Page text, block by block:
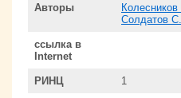
Авторы
Солдатов
ссылка в
Internet
РИНЦ 1